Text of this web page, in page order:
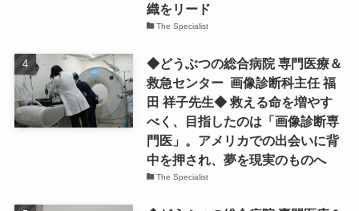
織をリード
The Specialist
◆どうぶつの総合病院 専門医療＆
救急センター 画像診断科主任 福
田 祥子先生◆ 救える命を増やす
べく、目指したのは「画像診断専
門医」。アメリカでの出会いに背
中を押され、夢を現実のものへ
The Specialist